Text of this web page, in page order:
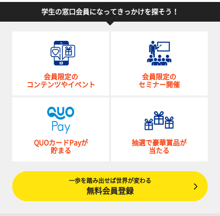
学生の窓口会員になってきっかけを探そう！
会員限定の
コンテンツやイベント
会員限定の
セミナー開催
QUOカードPayが
貯まる
抽選で豪華賞品が
当たる
一歩を踏み出せば世界が変わる
無料会員登録